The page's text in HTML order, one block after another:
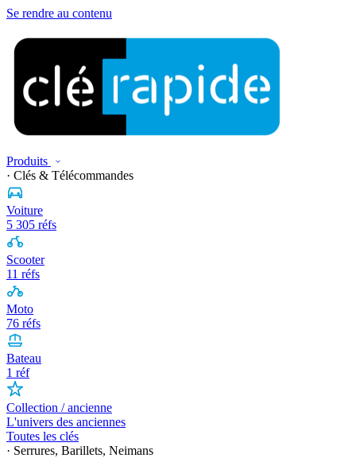
Se rendre au contenu
Produits
· Clés & Télécommandes
Voiture
5 305 réfs
Scooter
11 réfs
Moto
76 réfs
Bateau
1 réf
Collection / ancienne
L'univers des anciennes
Toutes les clés
· Serrures, Barillets, Neimans